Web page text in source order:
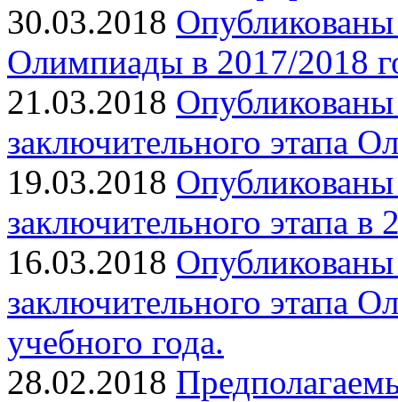
30.03.2018 Опубликованы
Олимпиады в 2017/2018
21.03.2018 Опубликованы
заключительного этапа
19.03.2018
заключительного этапа
16.03.2018
заключительного этапа
учебного года.
28.02.2018